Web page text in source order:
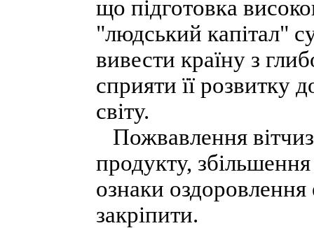
що підготовка
"людський капітал"
вивести країну з
сприяти її розвитку
світу.
Пожвавлення
продукту,
ознаки
закріпити.